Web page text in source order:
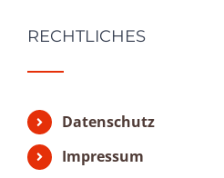
RECHTLICHES
Datenschutz
Impressum